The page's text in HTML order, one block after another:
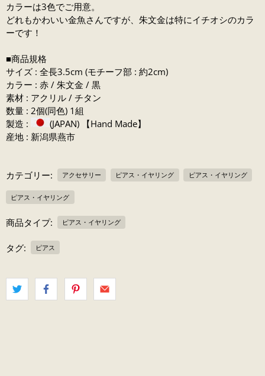
カラーは3色でご用意。
どれもかわいい金魚さんですが、朱文金は特にイチオシのカラ
ーです！
■商品規格
サイズ : 全長3.5cm (モチーフ部 : 約2cm)
カラー : 赤 / 朱文金 / 黒
素材 : アクリル / チタン
数量 : 2個(同色) 1組
製造 :
(JAPAN) 【Hand Made】
産地 : 新潟県燕市
カテゴリー: アクセサリー ピアス・イヤリング ピアス・イヤリング
ピアス・イヤリング
商品タイプ: ピアス・イヤリング
タグ: ピアス